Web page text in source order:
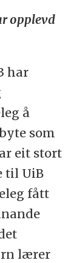
opplevd
har
å
som
eit stort
til UiB
fått
lærer